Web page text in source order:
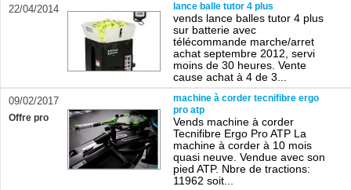
22/04/2014 lance balle tutor 4 plus
vends lance balles tutor 4 plus
sur batterie avec
télécommande marche/arret
achat septembre 2012, servi
moins de 30 heures. Vente
cause achat à 4 de 3...
09/02/2017
Offre pro
machine à corder tecnifibre ergo
pro atp
Vends machine à corder
Tecnifibre Ergo Pro ATP La
machine à corder à 10 mois
quasi neuve. Vendue avec son
pied ATP. Nbre de tractions:
11962 soit...